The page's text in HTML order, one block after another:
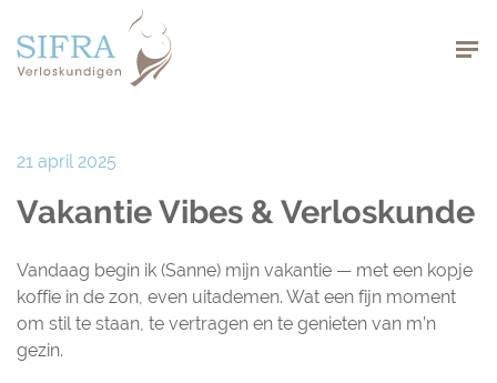
21 april 2025
Vakantie Vibes & Verloskunde
Vandaag begin ik (Sanne) mijn vakantie — met een kopje
koffie in de zon, even uitademen. Wat een fijn moment
om stil te staan, te vertragen en te genieten van m’n
gezin.